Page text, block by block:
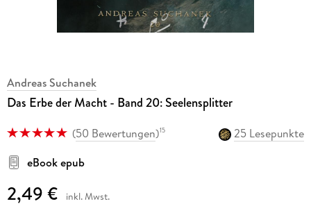
Andreas Suchanek
Das Erbe der Macht - Band 20: Seelensplitter
(50 Bewertungen)15
25 Lesepunkte
eBook epub
2,49 € inkl. Mwst.